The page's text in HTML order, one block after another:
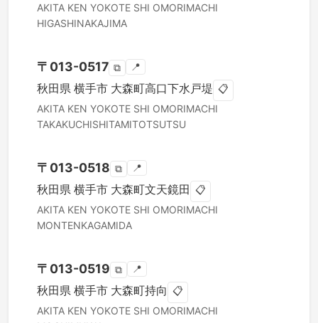
AKITA KEN YOKOTE SHI OMORIMACHI
HIGASHINAKAJIMA
〒 013-0517 ⧉ 📍
秋田県 横手市 大森町高口下水戸堤 📋
AKITA KEN YOKOTE SHI OMORIMACHI
TAKAKUCHISHITAMITOTSUTSU
〒 013-0518 ⧉ 📍
秋田県 横手市 大森町文天鏡田 📋
AKITA KEN YOKOTE SHI OMORIMACHI
MONTENKAGAMIDA
〒 013-0519 ⧉ 📍
秋田県 横手市 大森町持向 📋
AKITA KEN YOKOTE SHI OMORIMACHI